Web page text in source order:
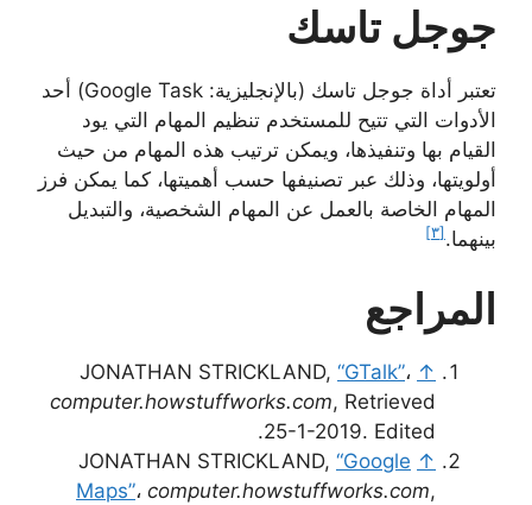
جوجل تاسك
تعتبر أداة جوجل تاسك (بالإنجليزية: Google Task) أحد
الأدوات التي تتيح للمستخدم تنظيم المهام التي يود
القيام بها وتنفيذها، ويمكن ترتيب هذه المهام من حيث
أولويتها، وذلك عبر تصنيفها حسب أهميتها، كما يمكن فرز
المهام الخاصة بالعمل عن المهام الشخصية، والتبديل
بينهما. [٣]
المراجع
↑
JONATHAN STRICKLAND, “GTalk”،
computer.howstuffworks.com, Retrieved
25-1-2019. Edited.
↑
JONATHAN STRICKLAND, “Google
Maps”، computer.howstuffworks.com,